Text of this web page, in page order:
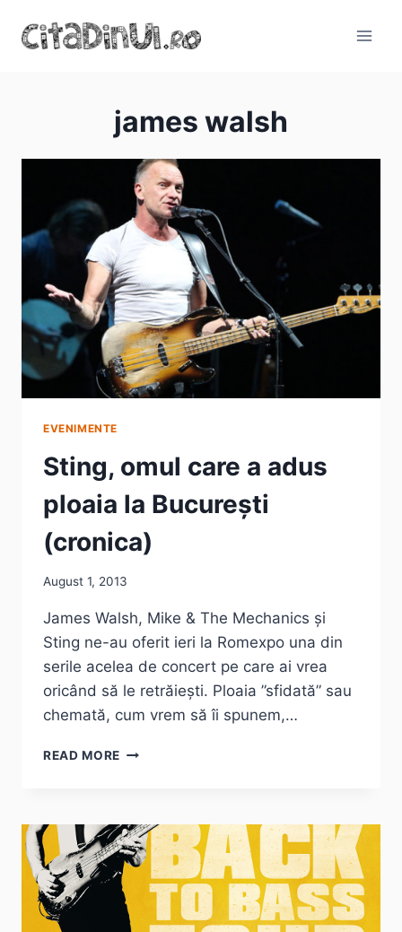
james walsh
EVENIMENTE
Sting, omul care a adus
ploaia la București
(cronica)
August 1, 2013
James Walsh, Mike & The Mechanics și
Sting ne-au oferit ieri la Romexpo una din
serile acelea de concert pe care ai vrea
oricând să le retrăiești. Ploaia ”sfidată” sau
chemată, cum vrem să îi spunem,…
READ MORE STING,
ADUS
PLOAIA
LA
BUCUREȘTI
(CRONICA)